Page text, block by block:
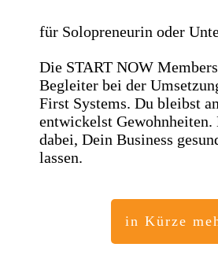
für Solopreneurin oder
Die START NOW
Begleiter bei der
First Systems. Du bleibst
entwickelst Gewohnheiten.
dabei, Dein Business
lassen.
in Kürze